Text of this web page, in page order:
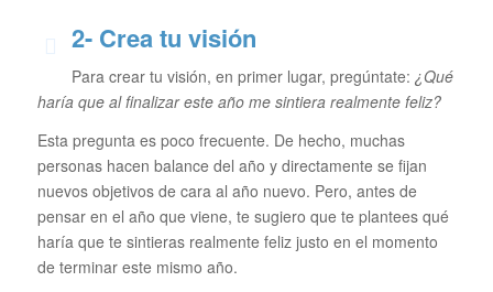
2- Crea tu visión
Para crear tu visión, en primer lugar, pregúntate: ¿Qué
haría que al finalizar este año me sintiera realmente feliz?
Esta pregunta es poco frecuente. De hecho, muchas
personas hacen balance del año y directamente se fijan
nuevos objetivos de cara al año nuevo. Pero, antes de
pensar en el año que viene, te sugiero que te plantees qué
haría que te sintieras realmente feliz justo en el momento
de terminar este mismo año.